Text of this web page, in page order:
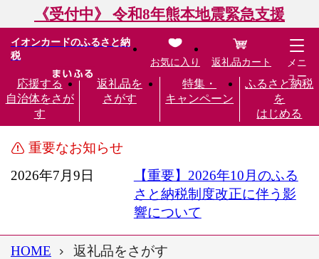
《受付中》 令和8年熊本地震緊急支援
イオンカードのふるさと納
税
応援する
自治体をさが
す
返礼品を
さがす
特集・
キャンペーン
ふるさと納税
を
はじめる
お気に入り 返礼品カート
メニ
ュー
重要なお知らせ
2026年7月9日
【重要】2026年10月のふる
さと納税制度改正に伴う影
響について
HOME 返礼品をさがす